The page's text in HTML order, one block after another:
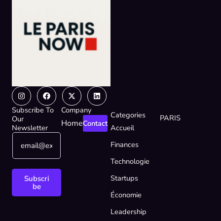
InstagramFacebook
X-
twitter
Linkedin
Subscribe To
Our
Newsletter
E
a
i
E
E
a
Subscri
be
Company
HomeContact
Categories
Accueil
Finances
Technologie
Startups
Économie
Leadership
PARIS